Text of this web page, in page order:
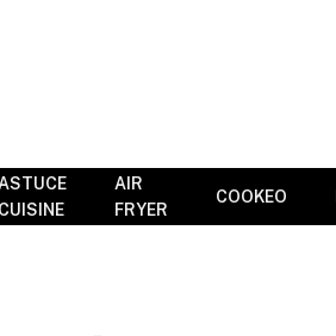
ASTUCE
CUISINE
AIR
FRYER
COOKEO